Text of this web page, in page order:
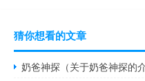
猜你想看的文章
奶爸神探（关于奶爸神探的介